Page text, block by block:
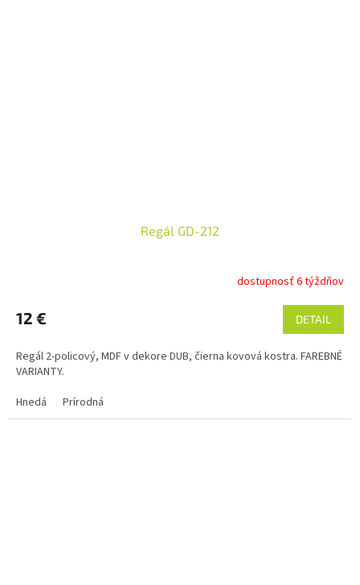
Regál GD-212
dostupnosť 6 týždňov
12 € DETAIL
Regál 2-policový, MDF v dekore DUB, čierna kovová kostra. FAREBNÉ
VARIANTY.
Hnedá
Prírodná